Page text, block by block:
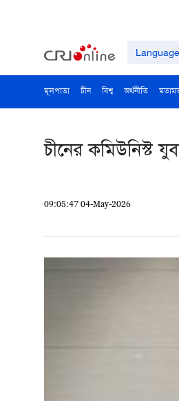
Language
মূলপাতা চীন বিশ্ব অর্থনীতি
চীনের কমিউনিস্ট
09:05:47 04-May-2026